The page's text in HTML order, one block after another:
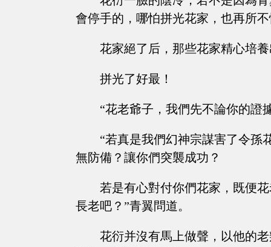
會停手的，哪怕拼光花家，也再所
花家絕了后，那些花家精心培
拼光了好最！
“花老爺子，我們先不論你的證
“若真是我們幻神宗謀害了令孫
無防備？讓你們突襲成功？
若是有心對付你們花家，既便
長老吧？”青翼問道。
花衍并沒有馬上做聲，以他的